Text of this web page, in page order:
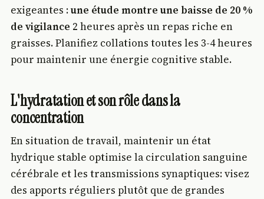
exigeantes :une étude montre une baisse de 20 %
de vigilance 2 heures après un repas riche en
graisses. Planifiez collations toutes les 3-4 heures
pour maintenir une énergie cognitive stable.
L'hydratation et son rôle dans la
concentration
En situation de travail, maintenir un état
hydrique stable optimise la circulation sanguine
cérébrale et les transmissions synaptiques: visez
des apports réguliers plutôt que de grandes